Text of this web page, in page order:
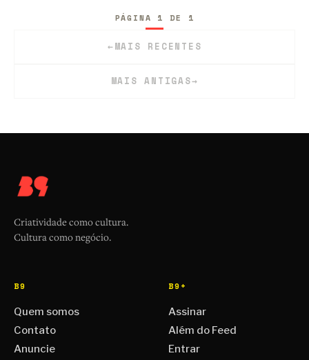
←MAIS RECENTES
PÁGINA 1 DE 1
MAIS ANTIGAS→
Criatividade como cultura.
Cultura como negócio.
B9
Quem somos
Contato
Anuncie
B9+
Assinar
Além do Feed
Entrar